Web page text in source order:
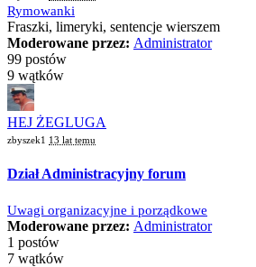
Rymowanki
Fraszki, limeryki, sentencje wierszem
Moderowane przez: Administrator
99 postów
9 wątków
HEJ ŻEGLUGA
zbyszek1 13 lat temu
Dział Administracyjny forum
Uwagi organizacyjne i porządkowe
Moderowane przez: Administrator
1 postów
7 wątków